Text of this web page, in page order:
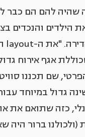
שהיה להם הם
והנכדים
אגף אירוח
שם תכננו
גדול במיוחד
כזה
(ולכולנו ברור